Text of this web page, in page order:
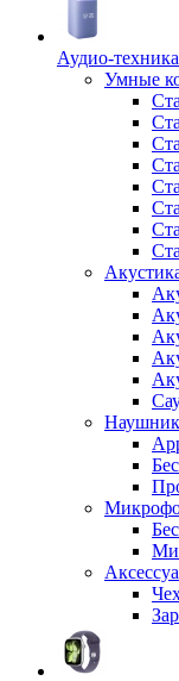
Аудио-техника
Умные